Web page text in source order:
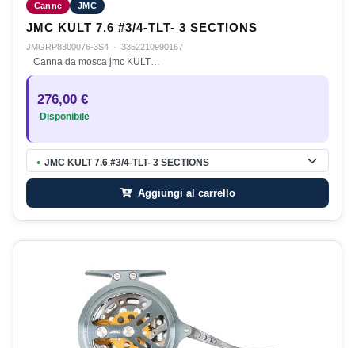
Canne JMC
JMC KULT 7.6 #3/4-TLT- 3 SECTIONS
JMGRP8300076-3S4 · 3352210990167
Canna da mosca jmc KULT…
276,00 €
Disponibile
● JMC KULT 7.6 #3/4-TLT- 3 SECTIONS
Aggiungi al carrello